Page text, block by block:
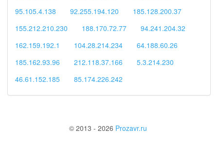
95.105.4.138
92.255.194.120
185.128.200.37
155.212.210.230
188.170.72.77
94.241.204.32
162.159.192.1
104.28.214.234
64.188.60.26
185.162.93.96
212.118.37.166
5.3.214.230
46.61.152.185
85.174.226.242
© 2013 - 2026 Prozavr.ru